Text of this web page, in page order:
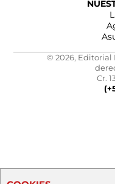
© 2026, Editorial
Cr.